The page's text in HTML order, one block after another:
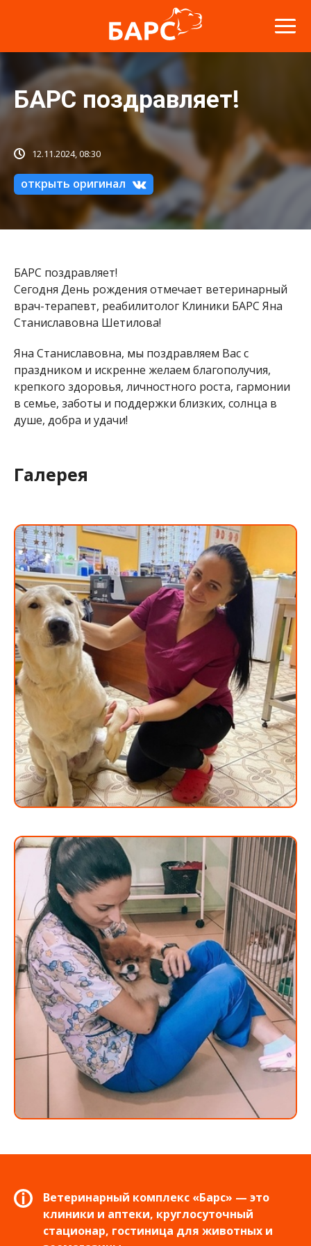
БАРС поздравляет!
12.11.2024, 08:30
открыть оригинал
БАРС поздравляет!
Сегодня День рождения отмечает ветеринарный
врач-терапевт, реабилитолог Клиники БАРС Яна
Станиславовна Шетилова!
Яна Станиславовна, мы поздравляем Вас с
праздником и искренне желаем благополучия,
крепкого здоровья, личностного роста, гармонии
в семье, заботы и поддержки близких, солнца в
душе, добра и удачи!
Галерея
Ветеринарный комплекс «Барс» — это
клиники и аптеки, круглосуточный
стационар, гостиница для животных и